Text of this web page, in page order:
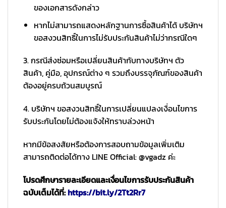
ของเอกสารดังกล่าว
หากไม่สามารถแสดงหลักฐานการซื้อสินค้าได้ บริษัทฯ
ขอสงวนสิทธิ์ในการไม่รับประกันสินค้าไม่ว่ากรณีใดๆ
3. กรณีส่งซ่อมหรือเปลี่ยนสินค้ากับทางบริษัทฯ ตัว
สินค้า, คู่มือ, อุปกรณ์ต่าง ๆ รวมถึงบรรจุภัณฑ์ของสินค้า
ต้องอยู่ครบถ้วนสมบูรณ์
4. บริษัทฯ ขอสงวนสิทธิ์ในการเปลี่ยนแปลงเงื่อนไขการ
รับประกันโดยไม่ต้องแจ้งให้ทราบล่วงหน้า
หากมีข้อสงสัยหรือต้องการสอบถามข้อมูลเพิ่มเติม
สามารถติดต่อได้ทาง LINE Official: @vgadz ค่ะ
โปรดศึกษารายละเอียดและเงื่อนไขการรับประกันสินค้า
ฉบับเต็มได้ที่:https://bit.ly/2Tt2Rr7